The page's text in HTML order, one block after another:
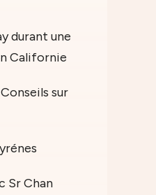
durant une
Californie
sur
Sr Chan